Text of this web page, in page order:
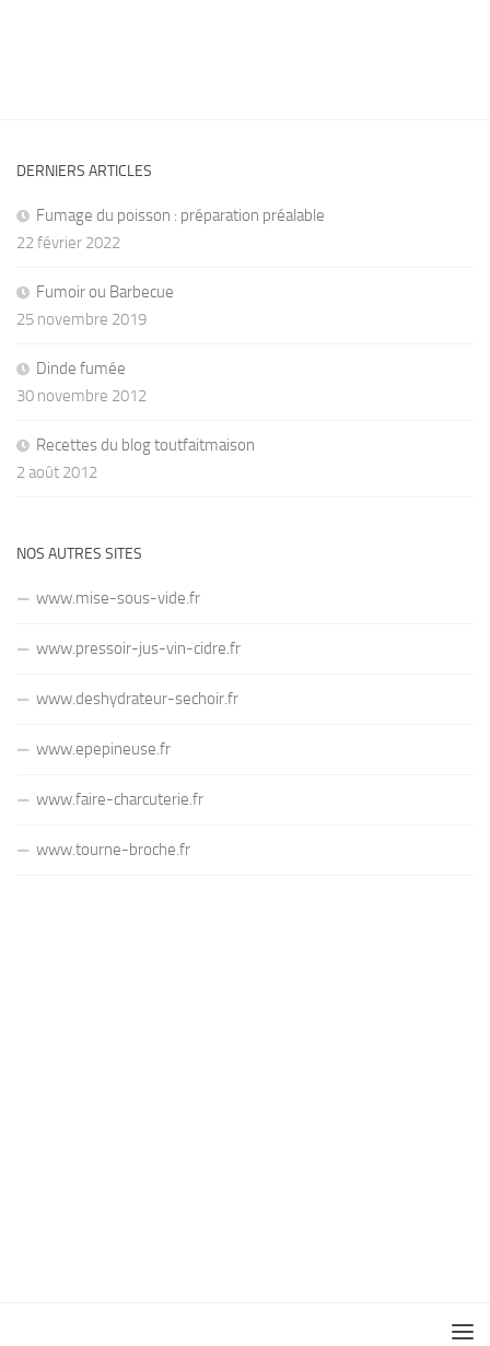
DERNIERS ARTICLES
Fumage du poisson : préparation préalable
22 février 2022
Fumoir ou Barbecue
25 novembre 2019
Dinde fumée
30 novembre 2012
Recettes du blog toutfaitmaison
2 août 2012
NOS AUTRES SITES
www.mise-sous-vide.fr
www.pressoir-jus-vin-cidre.fr
www.deshydrateur-sechoir.fr
www.epepineuse.fr
www.faire-charcuterie.fr
www.tourne-broche.fr